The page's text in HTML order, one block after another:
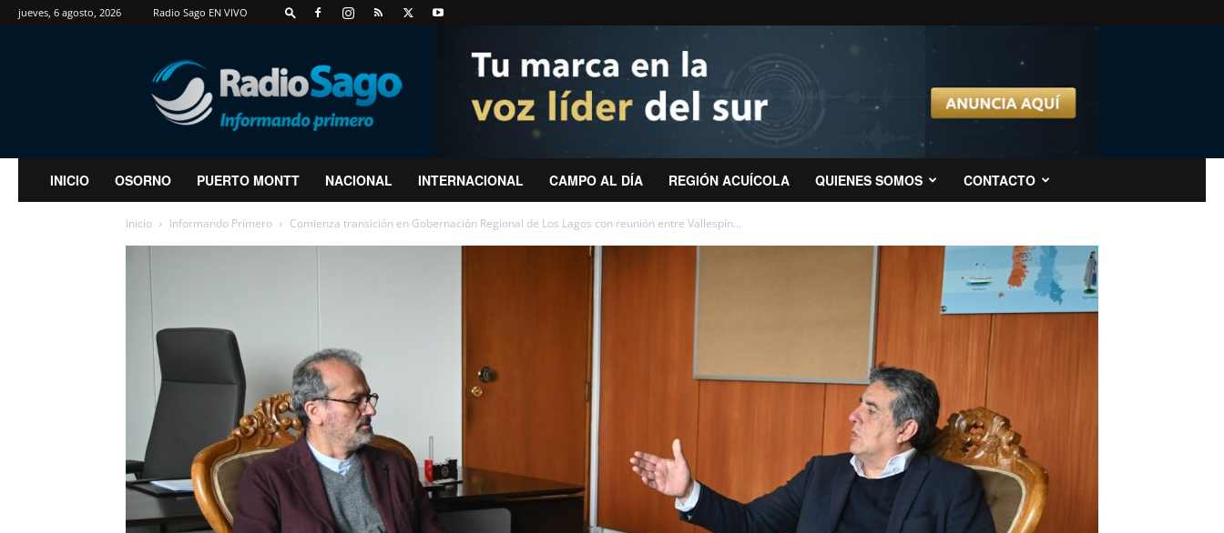
jueves, 6 agosto, 2026 Radio Sago EN VIVO
RadioSago
INICIO OSORNO PUERTO MONTT NACIONAL INTERNACIONAL CAMPO AL DÍA REGIÓN ACUÍCOLA QUIENES SOMOS CONTACTO
Inicio Informando Primero Comienza transición en Gobernación Regional de Los Lagos con reunión entre Vallespín...